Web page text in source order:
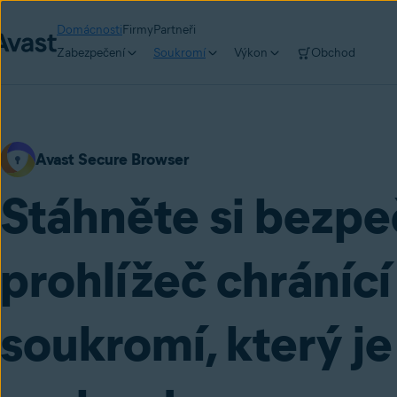
DomácnostiFirmyPartneři
Zabezpečení
Soukromí Výkon Obchod
Avast Secure Browser
Stáhněte si
prohlížeč chránící
soukromí, který je